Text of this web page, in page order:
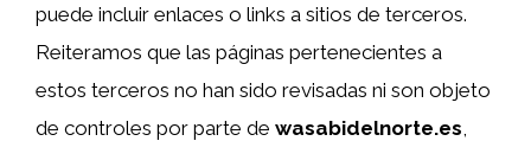
puede incluir enlaces o links a sitios de terceros.
Reiteramos que las páginas pertenecientes a
estos terceros no han sido revisadas ni son objeto
de controles por parte de wasabidelnorte.es